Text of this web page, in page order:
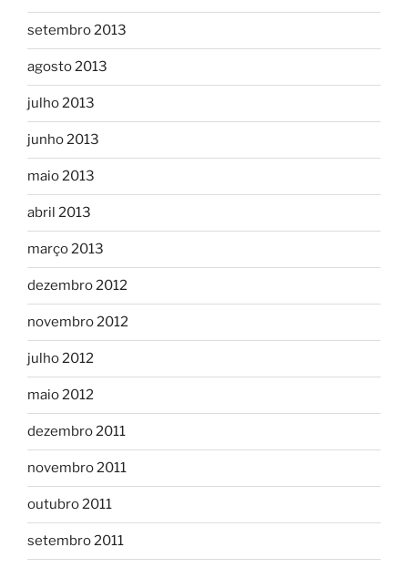
setembro 2013
agosto 2013
julho 2013
junho 2013
maio 2013
abril 2013
março 2013
dezembro 2012
novembro 2012
julho 2012
maio 2012
dezembro 2011
novembro 2011
outubro 2011
setembro 2011